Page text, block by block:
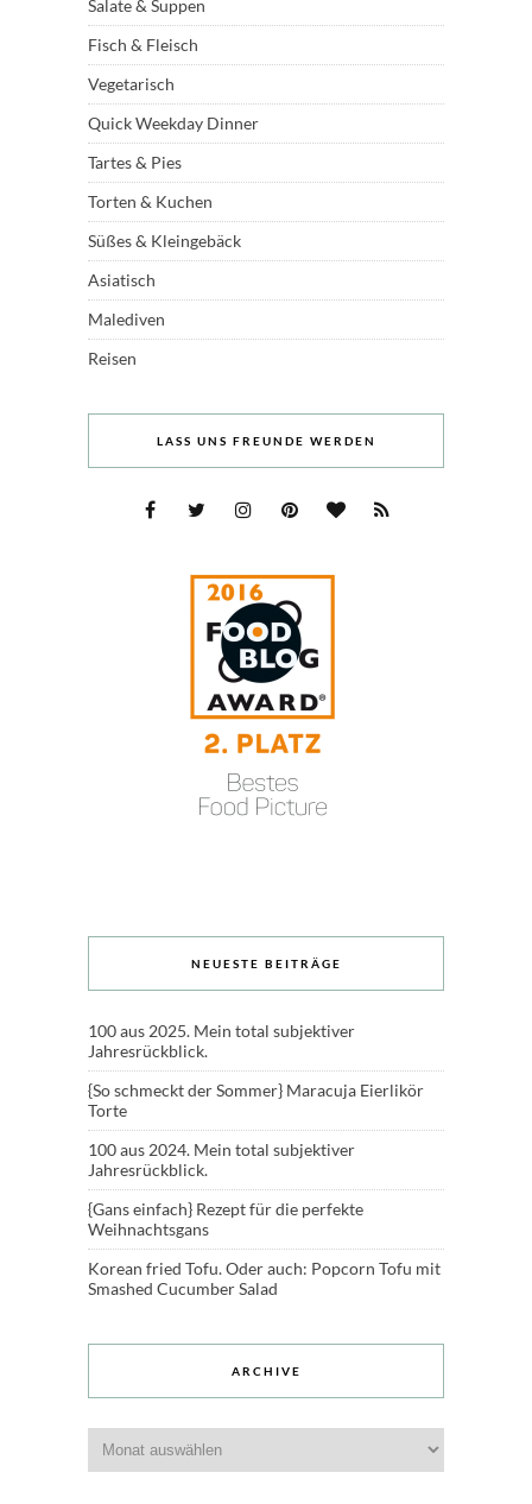
Salate & Suppen
Fisch & Fleisch
Vegetarisch
Quick Weekday Dinner
Tartes & Pies
Torten & Kuchen
Süßes & Kleingebäck
Asiatisch
Malediven
Reisen
LASS UNS FREUNDE WERDEN
NEUESTE BEITRÄGE
100 aus 2025. Mein total subjektiver
Jahresrückblick.
{So schmeckt der Sommer} Maracuja Eierlikör
Torte
100 aus 2024. Mein total subjektiver
Jahresrückblick.
{Gans einfach} Rezept für die perfekte
Weihnachtsgans
Korean fried Tofu. Oder auch: Popcorn Tofu mit
Smashed Cucumber Salad
ARCHIVE